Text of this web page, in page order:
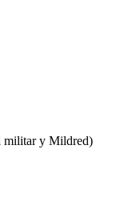
militar y Mildred)